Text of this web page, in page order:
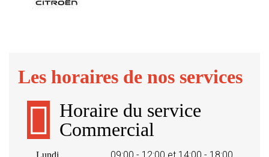
Les horaires de nos services
Horaire du service
Commercial
Lundi